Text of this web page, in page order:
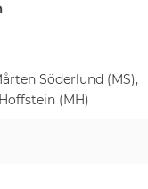
Söderlund (MS),
(MH)